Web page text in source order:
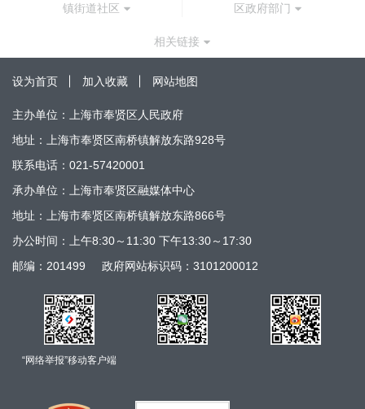
镇街道社区 区政府部门
相关链接
设为首页 加入收藏 网站地图
主办单位：上海市奉贤区人民政府
地址：上海市奉贤区南桥镇解放东路928号
联系电话：021-57420001
承办单位：上海市奉贤区融媒体中心
地址：上海市奉贤区南桥镇解放东路866号
办公时间：上午8:30～11:30 下午13:30～17:30
邮编：201499
政府网站标识码：3101200012
“网络举报”移动客户端